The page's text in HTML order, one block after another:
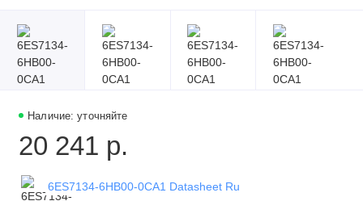
Наличие: уточняйте
20 241 р.
6ES7134-6HB00-0CA1 Datasheet Ru